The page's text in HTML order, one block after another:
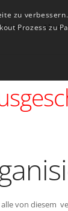
von diesem
zu
Prozess zu